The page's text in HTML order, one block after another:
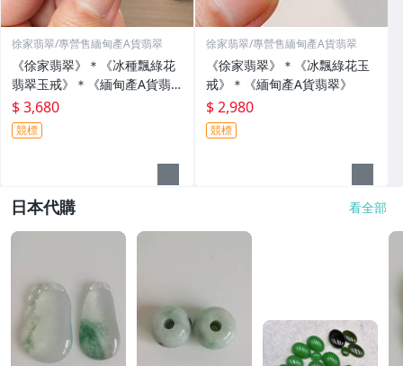
徐家翡翠/專營售緬甸產A貨翡翠
《徐家翡翠》＊《冰種飄綠花
翡翠玉戒》＊《緬甸產A貨翡
翠》
$ 3,680
競標
徐家翡翠/專營售緬甸產A貨翡翠
《徐家翡翠》＊《冰飄綠花玉
戒》＊《緬甸產A貨翡翠》
$ 2,980
競標
日本代購 看全部